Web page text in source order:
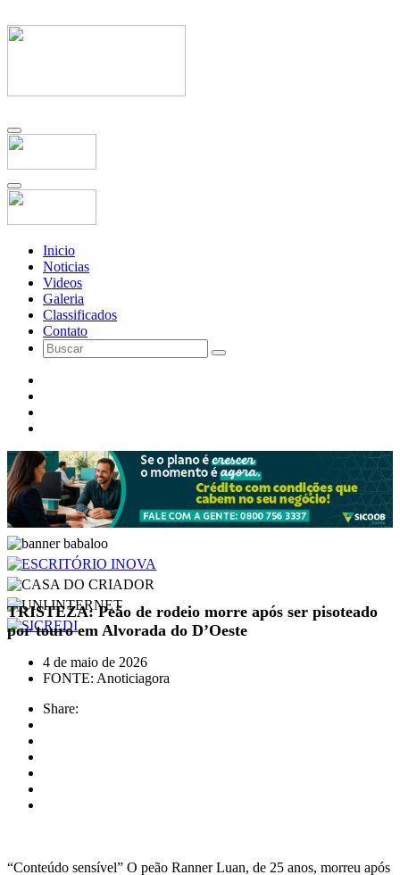
Inicio
Noticias
Videos
Galeria
Classificados
Contato
TRISTEZA: Peão de rodeio morre após ser pisoteado
por touro em Alvorada do D’Oeste
4 de maio de 2026
FONTE: Anoticiagora
Share:
“Conteúdo sensível” O peão Ranner Luan, de 25 anos, morreu após